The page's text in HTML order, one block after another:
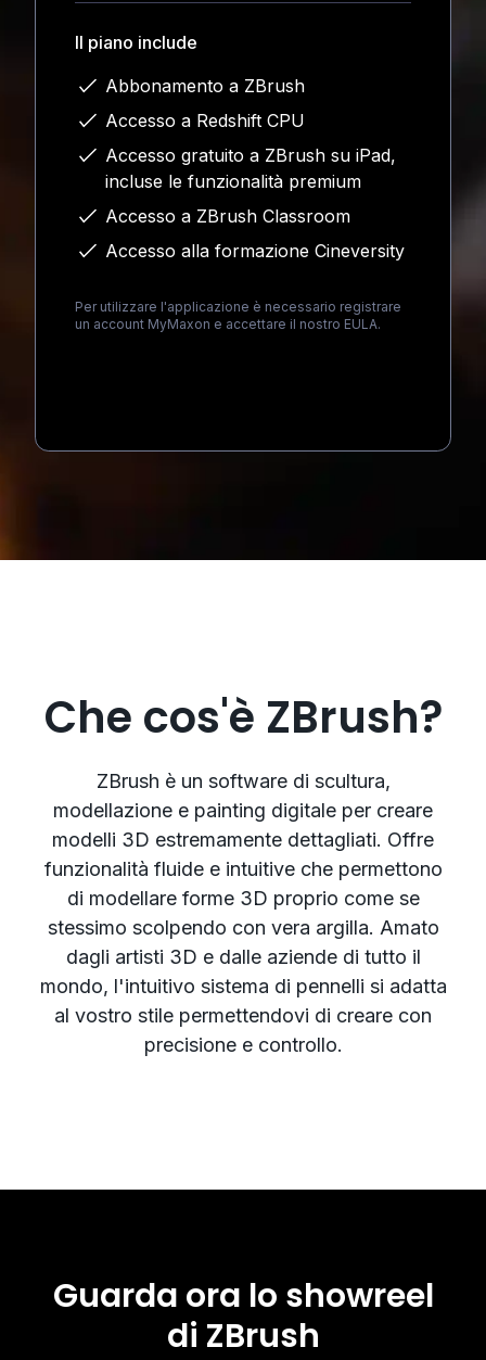
Il piano include
Abbonamento a ZBrush
Accesso a Redshift CPU
Accesso gratuito a ZBrush su iPad,
incluse le funzionalità premium
Accesso a ZBrush Classroom
Accesso alla formazione Cineversity
Per utilizzare l'applicazione è necessario registrare
un account MyMaxon e accettare il nostro EULA.
Che cos'è ZBrush?
ZBrush è un software di scultura,
modellazione e painting digitale per creare
modelli 3D estremamente dettagliati. Offre
funzionalità fluide e intuitive che permettono
di modellare forme 3D proprio come se
stessimo scolpendo con vera argilla. Amato
dagli artisti 3D e dalle aziende di tutto il
mondo, l'intuitivo sistema di pennelli si adatta
al vostro stile permettendovi di creare con
precisione e controllo.
Guarda ora lo showreel
di ZBrush